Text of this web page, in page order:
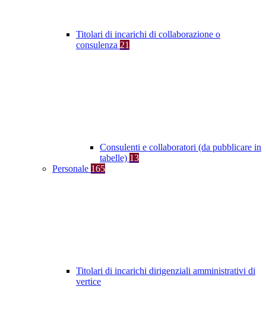
Titolari di incarichi di collaborazione o
consulenza 21
Consulenti e collaboratori (da pubblicare in
tabelle) 13
Personale 165
Titolari di incarichi dirigenziali amministrativi di
vertice